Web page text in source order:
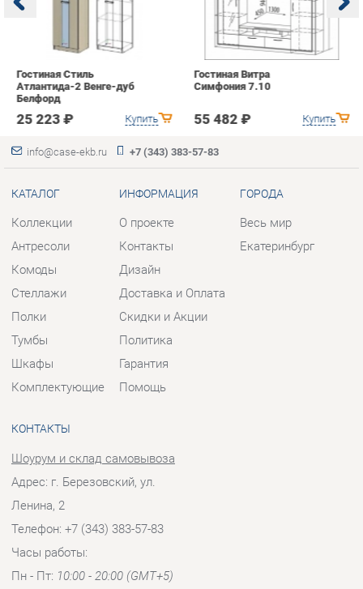
Купить
25 223 ₽ Купить
55 482 ₽
info@case-ekb.ru
КАТАЛОГ
Коллекции
Комоды
Полки
Тумбы
Шкафы
Комплектующие
Контакты
Дизайн
Скидки и Акции
Политика
Гарантия
Помощь
ГОРОДА
Шоурум и склад самовывоза
Часы работы:
Отправить сообщение